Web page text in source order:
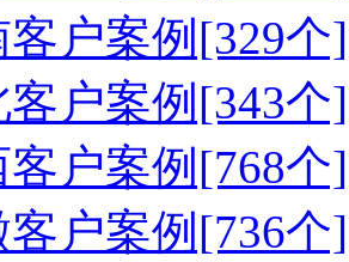
户案例[329个]
户案例[343个]
户案例[768个]
客户案例[736个]